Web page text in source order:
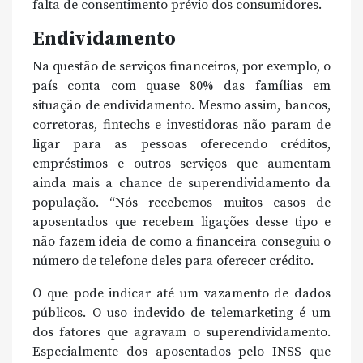
falta de consentimento prévio dos consumidores.
Endividamento
Na questão de serviços financeiros, por exemplo, o
país conta com quase 80% das famílias em
situação de endividamento. Mesmo assim, bancos,
corretoras, fintechs e investidoras não param de
ligar para as pessoas oferecendo créditos,
empréstimos e outros serviços que aumentam
ainda mais a chance de superendividamento da
população. “Nós recebemos muitos casos de
aposentados que recebem ligações desse tipo e
não fazem ideia de como a financeira conseguiu o
número de telefone deles para oferecer crédito.
O que pode indicar até um vazamento de dados
públicos. O uso indevido de telemarketing é um
dos fatores que agravam o superendividamento.
Especialmente dos aposentados pelo INSS que